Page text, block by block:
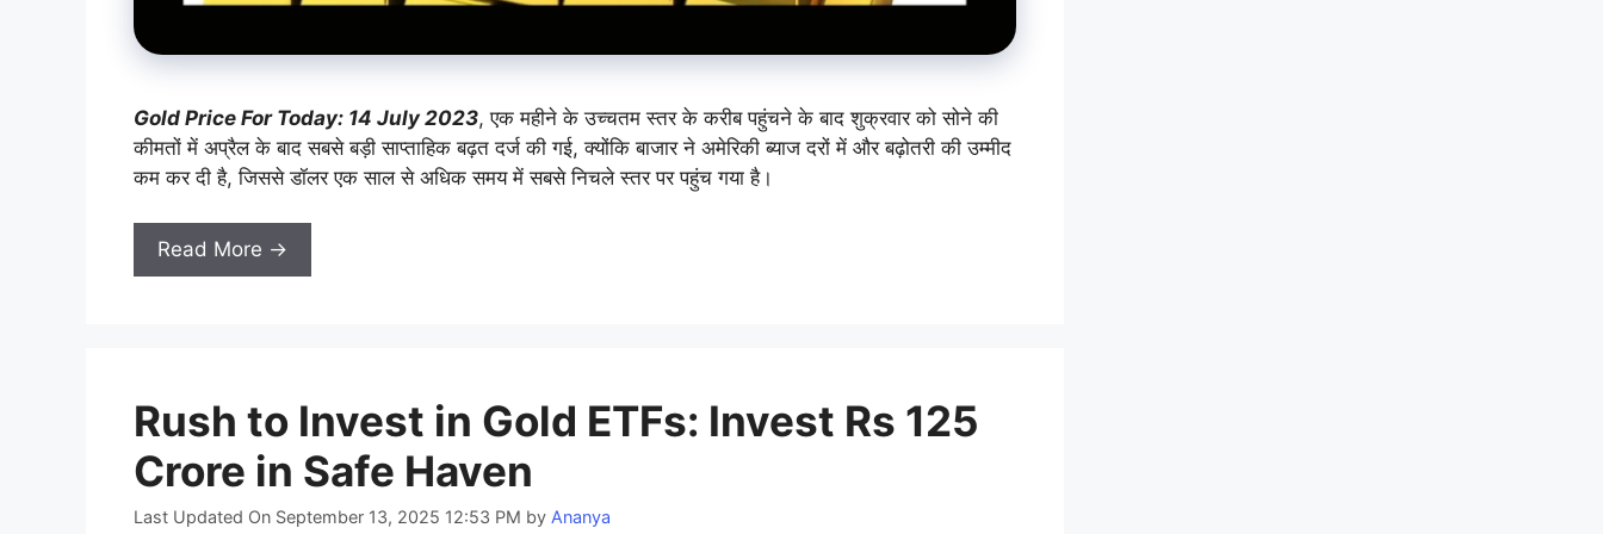
Gold Price For Today: 14 July 2023, एक महीने के उच्चतम स्तर के करीब पहुंचने के बाद शुक्रवार को सोने की
कीमतों में अप्रैल के बाद सबसे बड़ी साप्ताहिक बढ़त दर्ज की गई, क्योंकि बाजार ने अमेरिकी ब्याज दरों में और बढ़ोतरी की उम्मीद
कम कर दी है, जिससे डॉलर एक साल से अधिक समय में सबसे निचले स्तर पर पहुंच गया है।
Read More →
Rush to Invest in Gold ETFs: Invest Rs 125
Crore in Safe Haven
Last Updated On September 13, 2025 12:53 PM by Ananya